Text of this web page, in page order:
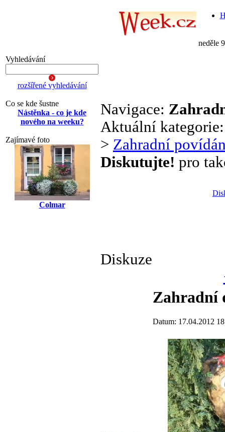
neděle
Vyhledávání
rozšířené vyhledávání
Co se kde šustne
Nástěnka - co je kde
nového na weeku?
Zajímavé foto
Colmar
Navigace:
Aktuální
> Zahradní
Diskutujte! pro
Diskuze
Zahradní
Datum: 17.04.2012